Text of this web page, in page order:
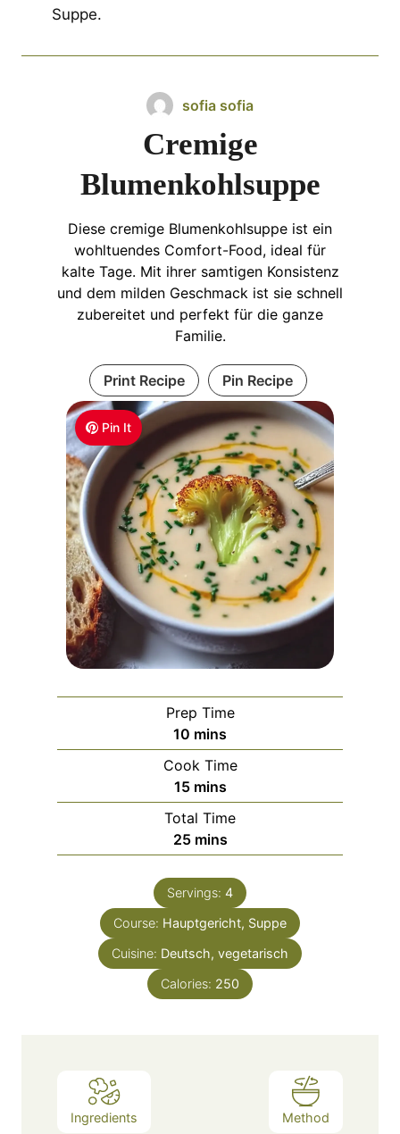
Suppe.
Pin It
sofia sofia
Cremige
Blumenkohlsuppe
Diese cremige Blumenkohlsuppe ist ein
wohltuendes Comfort-Food, ideal für
kalte Tage. Mit ihrer samtigen Konsistenz
und dem milden Geschmack ist sie schnell
zubereitet und perfekt für die ganze
Familie.
Print Recipe Pin Recipe
Prep Time
10 m
i
n
u
t
e
s
mins
Cook Time
15m
i
n
u
e
mins
Total Time
25m
i
n
u
t
mins
Servings: 4
Course: Hauptgericht, Suppe
Cuisine: Deutsch, vegetarisch
Calories: 250
Ingredients Method